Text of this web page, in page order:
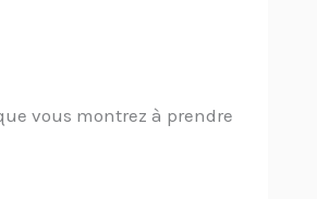
vous montrez à prendre